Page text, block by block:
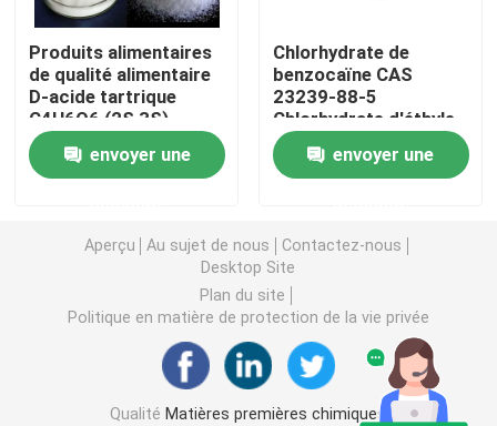
Produits chimiques organiques de base
Matières premières pharmaceutiques
Additifs d'alimentation des animaux
Additifs cosmétiques
Bouteilles de laboratoire en verre
Produits alimentaires
de qualité alimentaire
D-acide tartrique
C4H6O6 (2S,3S) -
acide tartrique CAS
147-71-7envoyer une
Chlorhydrate de
benzocaïne CAS
23239-88-5
Chlorhydrate d'éthyle
4-aminobenzoate
envoyer une
Aperçu Au sujet de nous
Contactez-nous
Desktop Site
Plan du site
Politique en matière de protection de la vie privée
Qualité Matières premières chimiques